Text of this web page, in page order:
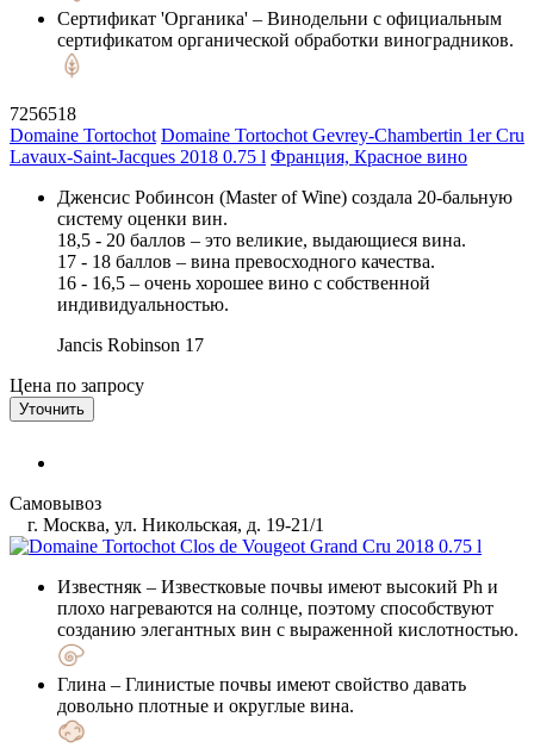
Сертификат 'Органика' – Винодельни с официальным
сертификатом органической обработки виноградников.
7256518
Domaine Tortochot Domaine Tortochot Gevrey-Chambertin 1er Cru
Lavaux-Saint-Jacques 2018 0.75 l Франция, Красное вино
Дженсис Робинсон (Master of Wine) создала 20-бальную
систему оценки вин.
18,5 - 20 баллов – это великие, выдающиеся вина.
17 - 18 баллов – вина превосходного качества.
16 - 16,5 – очень хорошее вино с собственной
индивидуальностью.
Jancis Robinson 17
Цена по запросу
Уточнить
Самовывоз
г. Москва, ул. Никольская, д. 19-21/1
Известняк – Известковые почвы имеют высокий Ph и
плохо нагреваются на солнце, поэтому способствуют
созданию элегантных вин с выраженной кислотностью.
Глина – Глинистые почвы имеют свойство давать
довольно плотные и округлые вина.